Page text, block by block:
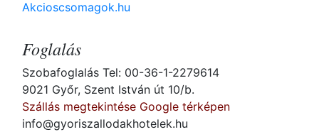
Akcioscsomagok.hu
Foglalás
Szobafoglalás Tel: 00-36-1-2279614
9021 Győr, Szent István út 10/b.
Szállás megtekintése Google térképen
info@gyoriszallodakhotelek.hu